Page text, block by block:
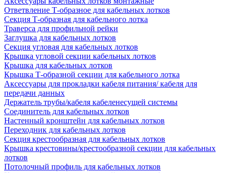
Ответвление Т-образное для кабельных лотков
Секция Т-образная для кабельного лотка
Траверса для профильной рейки
Заглушка для кабельных лотков
Секция угловая для кабельных лотков
Крышка угловой секции кабельных лотков
Крышка для кабельных лотков
Крышка Т-образной секции для кабельного лотка
Аксессуары для прокладки кабеля питания/ кабеля для
передачи данных
Держатель трубы/кабеля кабеленесущей системы
Соединитель для кабельных лотков
Настенный кронштейн для кабельных лотков
Переходник для кабельных лотков
Секция крестообразная для кабельных лотков
Крышка крестовины/крестообразной секции для кабельных
лотков
Потолочный профиль для кабельных лотков